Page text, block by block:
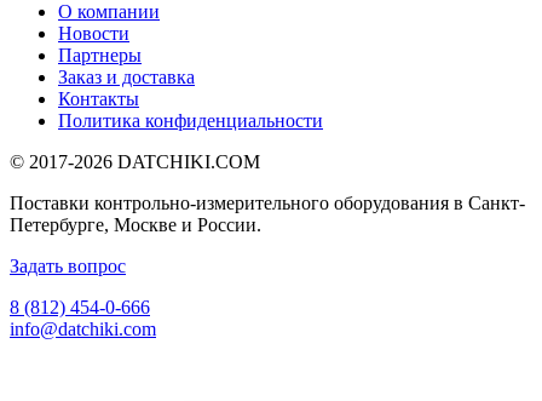
О компании
Новости
Партнеры
Заказ и доставка
Контакты
Политика конфиденциальности
© 2017-2026 DATCHIKI.COM
Поставки контрольно-измерительного оборудования в Санкт-
Петербурге, Москве и России.
Задать вопрос
8 (812) 454-0-666
info@datchiki.com